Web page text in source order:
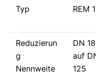
Typ REM
Reduzierun
g
Nennweite
DN
auf
125